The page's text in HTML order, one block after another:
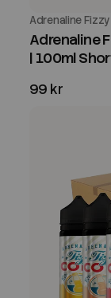
Adrenaline
Adrenaline
| 100ml
99 kr